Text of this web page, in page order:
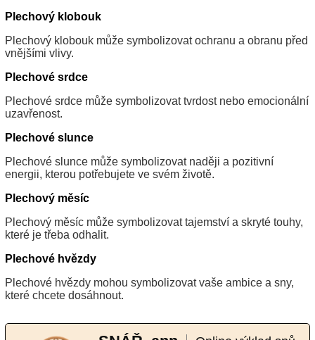
Plechový klobouk
Plechový klobouk může symbolizovat ochranu a obranu před
vnějšími vlivy.
Plechové srdce
Plechové srdce může symbolizovat tvrdost nebo emocionální
uzavřenost.
Plechové slunce
Plechové slunce může symbolizovat naději a pozitivní
energii, kterou potřebujete ve svém životě.
Plechový měsíc
Plechový měsíc může symbolizovat tajemství a skryté touhy,
které je třeba odhalit.
Plechové hvězdy
Plechové hvězdy mohou symbolizovat vaše ambice a sny,
které chcete dosáhnout.